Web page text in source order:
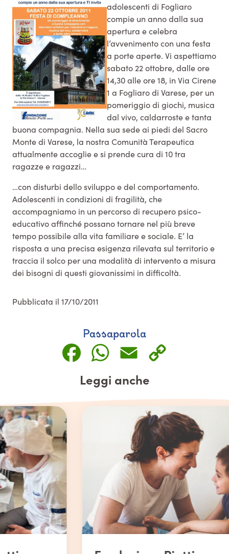
adolescenti di Fogliaro
compie un anno dalla sua
apertura e celebra
l’avvenimento con una festa
a porte aperte. Vi aspettiamo
sabato 22 ottobre, dalle ore
14,30 alle ore 18, in Via Cirene
1 a Fogliaro di Varese, per un
pomeriggio di giochi, musica
dal vivo, caldarroste e tanta
buona compagnia. Nella sua sede ai piedi del Sacro
Monte di Varese, la nostra Comunità Terapeutica
attualmente accoglie e si prende cura di 10 tra
ragazze e ragazzi…
…con disturbi dello sviluppo e del comportamento.
Adolescenti in condizioni di fragilità, che
accompagniamo in un percorso di recupero psico-
educativo affinché possano tornare nel più breve
tempo possibile alla vita familiare e sociale. E’ la
risposta a una precisa esigenza rilevata sul territorio e
traccia il solco per una modalità di intervento a misura
dei bisogni di questi giovanissimi in difficoltà.
Pubblicata il 17/10/2011
Passaparola
Facebook
WhatsApp
Email
Leggi anche